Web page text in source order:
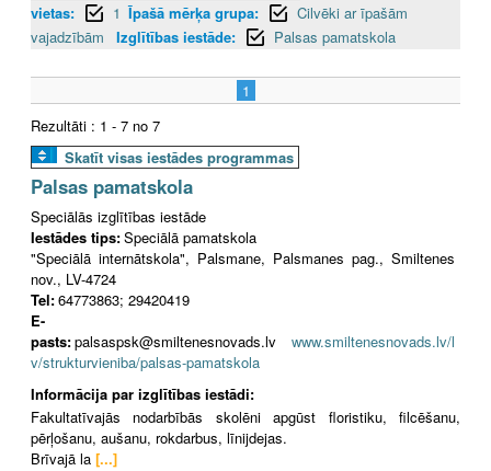
vietas:
1 Īpašā mērķa grupa:
Cilvēki ar īpašām
vajadzībām
Izglītības iestāde: Palsas pamatskola
1
Rezultāti : 1 - 7 no 7
Skatīt visas iestādes programmas
Palsas pamatskola
Speciālās izglītības iestāde
Iestādes tips:Speciālā pamatskola
"Speciālā internātskola", Palsmane, Palsmanes pag., Smiltenes
nov., LV-4724
Tel:64773863; 29420419
E-
pasts:palsaspsk@smiltenesnovads.lv www.smiltenesnovads.lv/l
v/strukturvieniba/palsas-pamatskola
Informācija par izglītības iestādi:
Fakultatīvajās nodarbībās skolēni apgūst floristiku, filcēšanu,
pērļošanu, aušanu, rokdarbus, līnijdejas.
Brīvajā la [...]